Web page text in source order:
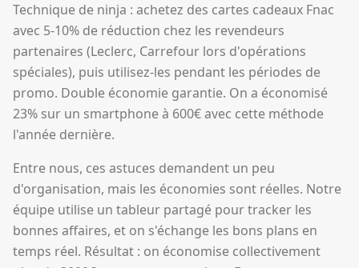
Technique de ninja : achetez des cartes cadeaux Fnac
avec 5-10% de réduction chez les revendeurs
partenaires (Leclerc, Carrefour lors d'opérations
spéciales), puis utilisez-les pendant les périodes de
promo. Double économie garantie. On a économisé
23% sur un smartphone à 600€ avec cette méthode
l'année dernière.
Entre nous, ces astuces demandent un peu
d'organisation, mais les économies sont réelles. Notre
équipe utilise un tableur partagé pour tracker les
bonnes affaires, et on s'échange les bons plans en
temps réel. Résultat : on économise collectivement